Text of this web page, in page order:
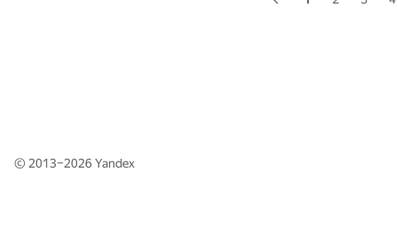
© 2013–2026Yandex